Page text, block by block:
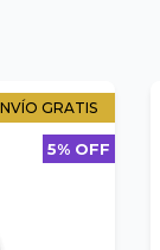
GRATIS
5% OFF